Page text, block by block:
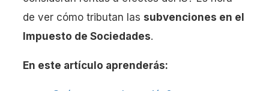
de ver cómo tributan las subvenciones en el
Impuesto de Sociedades.
En este artículo aprenderás: